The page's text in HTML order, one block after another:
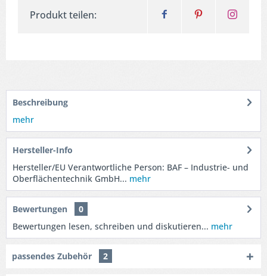
Produkt teilen:
Beschreibung
mehr
Hersteller-Info
Hersteller/EU Verantwortliche Person: BAF – Industrie- und
Oberflächentechnik GmbH... mehr
Bewertungen
0
Bewertungen lesen, schreiben und diskutieren... mehr
passendes Zubehör 2